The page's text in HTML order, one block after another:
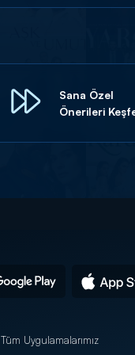
Sana Özel
Önerileri
Tüm Uygulamalarımız